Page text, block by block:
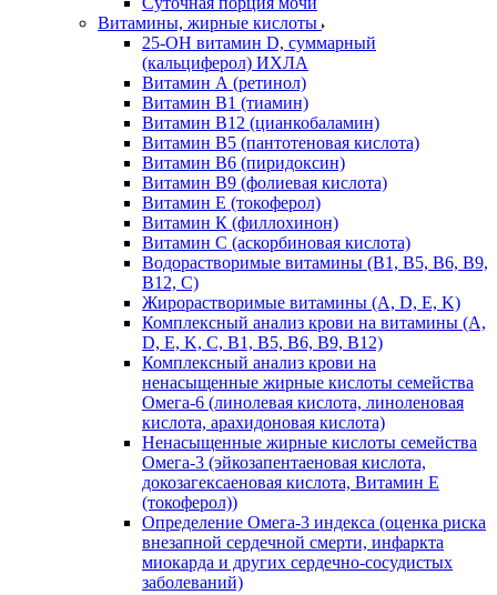
Витамины, жирные кислоты
25-OH витамин D, суммарный
(кальциферол) ИХЛА
Витамин А (ретинол)
Витамин В1 (тиамин)
Витамин В12 (цианкобаламин)
Витамин В5 (пантотеновая кислота)
Витамин В6 (пиридоксин)
Витамин В9 (фолиевая кислота)
Витамин Е (токоферол)
Витамин К (филлохинон)
Витамин С (аскорбиновая кислота)
Водорастворимые витамины (B1, B5, B6, В9,
В12, С)
Жирорастворимые витамины (A, D, E, K)
Комплексный анализ крови на витамины (A,
D, E, K, C, B1, B5, B6, В9, B12)
Комплексный анализ крови на
ненасыщенные жирные кислоты семейства
Омега-6 (линолевая кислота, линоленовая
кислота, арахидоновая кислота)
Ненасыщенные жирные кислоты семейства
Омега-3 (эйкозапентаеновая кислота,
докозагексаеновая кислота, Витамин E
(токоферол))
Определение Омега-3 индекса (оценка риска
внезапной сердечной смерти, инфаркта
миокарда и других сердечно-сосудистых
заболеваний)